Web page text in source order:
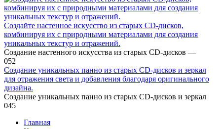
Создайте настенное искусство из старых CD-дисков,
комбинируя их с природными материалами для создания
уникальных текстур и отражений.
Создание настенного искусства из старых CD-дисков —
052
Создание уникальных панно из старых CD-дисков и зеркал
для отражения света и добавления благодаря оригинального
дизайна.
Создание уникальных панно из старых CD-дисков и зеркал
045
Главная